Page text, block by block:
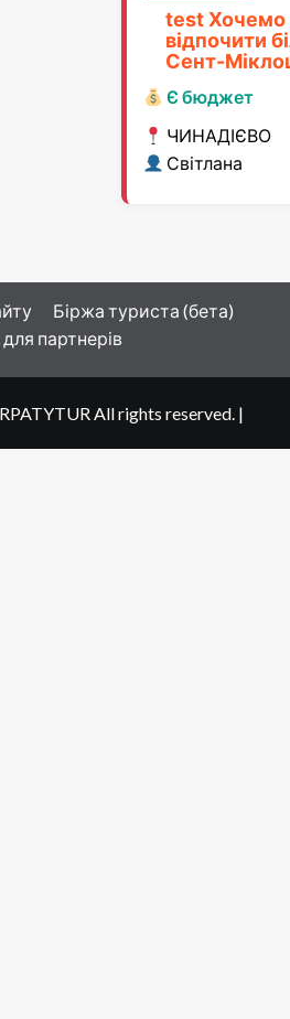
test Хочемо
відпочити
Сент-
Є бюджет
ЧИНАДІЄВО
Світлана
Біржа туриста (бета)
для партнерів
All rights reserved. |